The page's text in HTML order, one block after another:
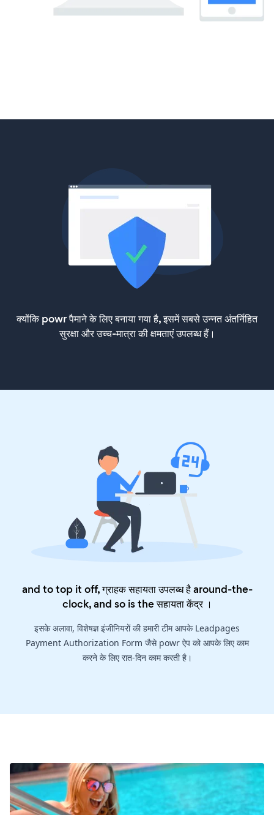
क्योंकि powr पैमाने के लिए बनाया गया है, इसमें सबसे उन्नत अंतर्निहित
सुरक्षा और उच्च-मात्रा की क्षमताएं उपलब्ध हैं।
and to top it off, ग्राहक सहायता उपलब्ध है around-the-
clock, and so is theसहायता केंद्र।
इसके अलावा, विशेषज्ञ इंजीनियरों की हमारी टीम आपके Leadpages
Payment Authorization Form जैसे powr ऐप को आपके लिए काम
करने के लिए रात-दिन काम करती है।